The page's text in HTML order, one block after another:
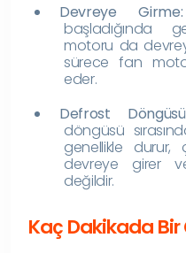
Devreye Girme:
başladığında
motoru da
sürece fan
eder.
Defrost
döngüsü
genellikle durur,
devreye girer
değildir.
Kaç Dakikada Bir